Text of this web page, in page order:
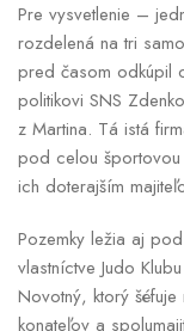
Pre vysvetlenie –
rozdelená na tri
pred časom odkúpil
politikovi SNS
z Martina. Tá istá
pod celou
ich doterajším
Pozemky ležia aj
vlastníctve Judo
Novotný, ktorý
konateľov a